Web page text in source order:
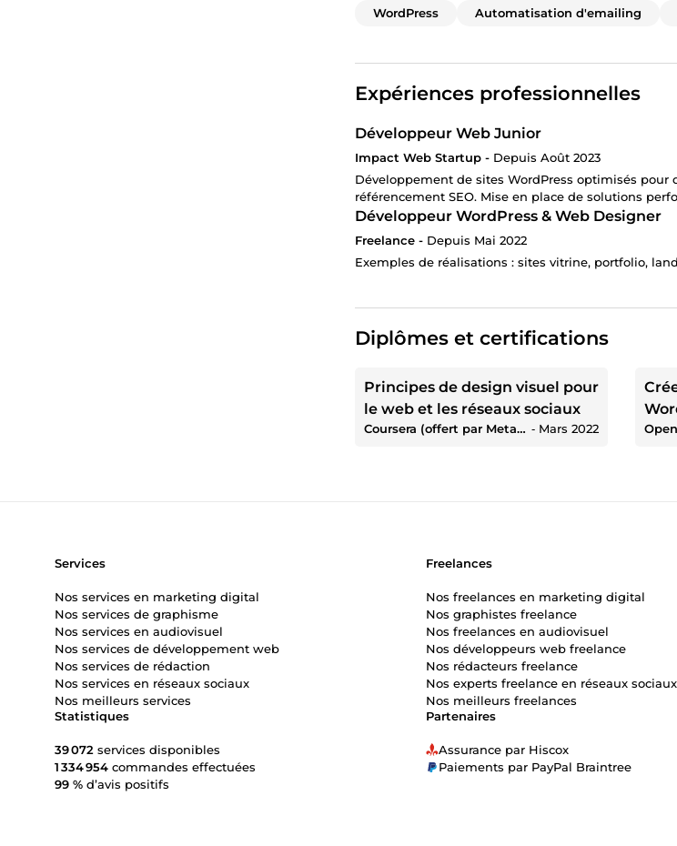
WordPress Automatisation d'emailing
Expériences professionnelles
Développeur Web Junior
Impact Web Startup - Depuis Août 2023
Développement de sites WordPress optimisés pour
référencement SEO. Mise en place de solutions
Développeur WordPress & Web Designer
Freelance - Depuis Mai 2022
Exemples de réalisations : sites vitrine, portfolio,
Diplômes et certifications
Principes de design visuel pour
le web et les réseaux sociaux
Coursera (offert par Meta / Facebook) ‐ Mars 2022
Partenaires
Assurance par Hiscox
Paiements par PayPal Braintree
Statistiques
39 072 services disponibles
1 334 954 commandes effectuées
99 % d’avis positifs
Services
Nos services en marketing digital
Nos services de graphisme
Nos services en audiovisuel
Nos services de développement web
Nos services de rédaction
Nos services en réseaux sociaux
Nos meilleurs services
Freelances
Nos freelances en marketing digital
Nos graphistes freelance
Nos freelances en audiovisuel
Nos développeurs web freelance
Nos rédacteurs freelance
Nos experts freelance en réseaux sociaux
Nos meilleurs freelances